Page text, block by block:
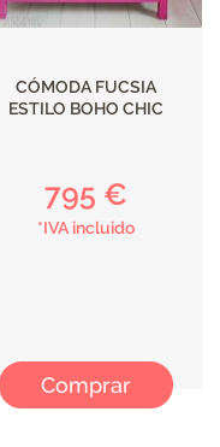
CÓMODA FUCSIA
ESTILO BOHO CHIC
795 €
*IVA incluido
Comprar